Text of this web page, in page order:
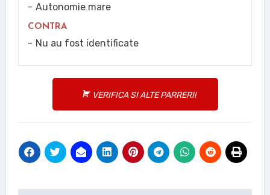
Autonomie mare
CONTRA
Nu au fost identificate
VERIFICA SI ALTE PARRERI!